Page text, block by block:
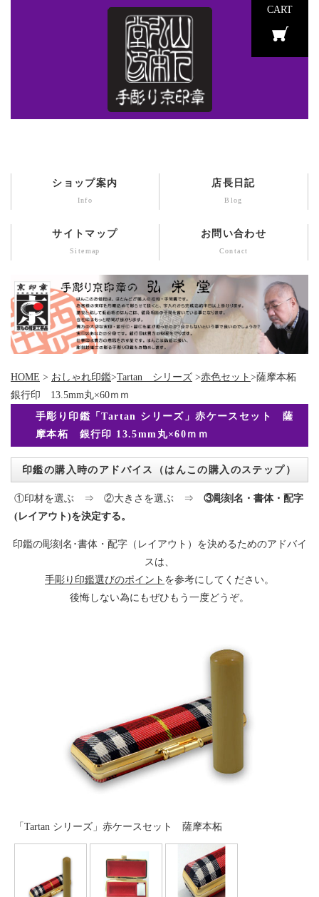
CART
ショップ案内
Info
店長日記
Blog
サイトマップ
Sitemap
お問い合わせ
Contact
HOME > おしゃれ印鑑>Tartan シリーズ >赤色セット >薩摩本柘
銀行印 13.5mm丸×60ｍｍ
手彫り印鑑「Tartan シリーズ」赤ケースセット 薩
摩本柘 銀行印 13.5mm丸×60ｍｍ
印鑑の購入時のアドバイス（はんこの購入のステップ）
①印材を選ぶ ⇒ ②大きさを選ぶ ⇒ ③彫刻名・書体・配字
(レイアウト)を決定する。
印鑑の彫刻名･書体・配字（レイアウト）を決めるためのアドバイ
スは、
手彫り印鑑選びのポイント を参考にしてください。
後悔しない為にもぜひもう一度どうぞ。
「Tartan シリーズ」赤ケースセット 薩摩本柘